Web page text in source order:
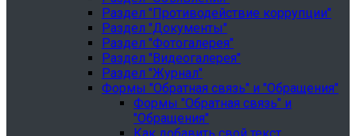
Раздел "Противодействие коррупции"
Раздел "Документы"
Раздел "Фотогалерея"
Раздел "Видеогалерея"
Раздел "Журнал"
Формы "Обратная связь" и "Обращения"
Формы "Обратная связь" и
"Обращения"